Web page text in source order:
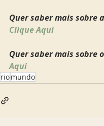
Quer saber mais sobre
Clique Aqui
Quer saber mais sobre
Aqui
riomundo